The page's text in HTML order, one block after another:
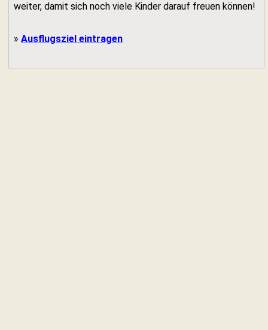
weiter, damit sich noch viele Kinder darauf freuen können!
» Ausflugsziel eintragen